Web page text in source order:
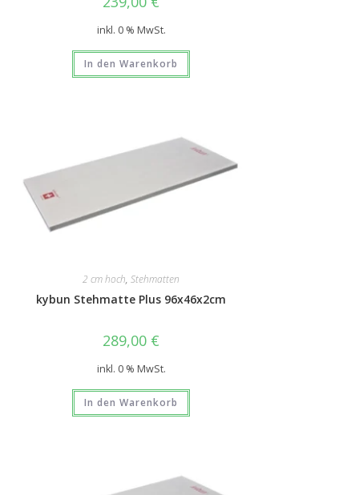
inkl. 0 % MwSt.
In den Warenkorb
2 cm hoch,Stehmatten
kybun Stehmatte Plus 96x46x2cm
289,00 €
inkl. 0 % MwSt.
In den Warenkorb